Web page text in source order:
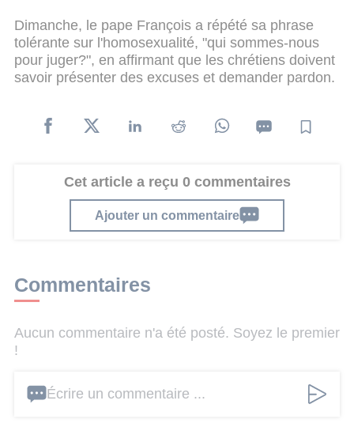
Dimanche, le pape François a répété sa phrase
tolérante sur l'homosexualité, "qui sommes-nous
pour juger?", en affirmant que les chrétiens doivent
savoir présenter des excuses et demander pardon.
Cet article a reçu 0 commentaires
Ajouter un commentaire
Commentaires
Aucun commentaire n'a été posté. Soyez le premier
!
Écrire un commentaire ...